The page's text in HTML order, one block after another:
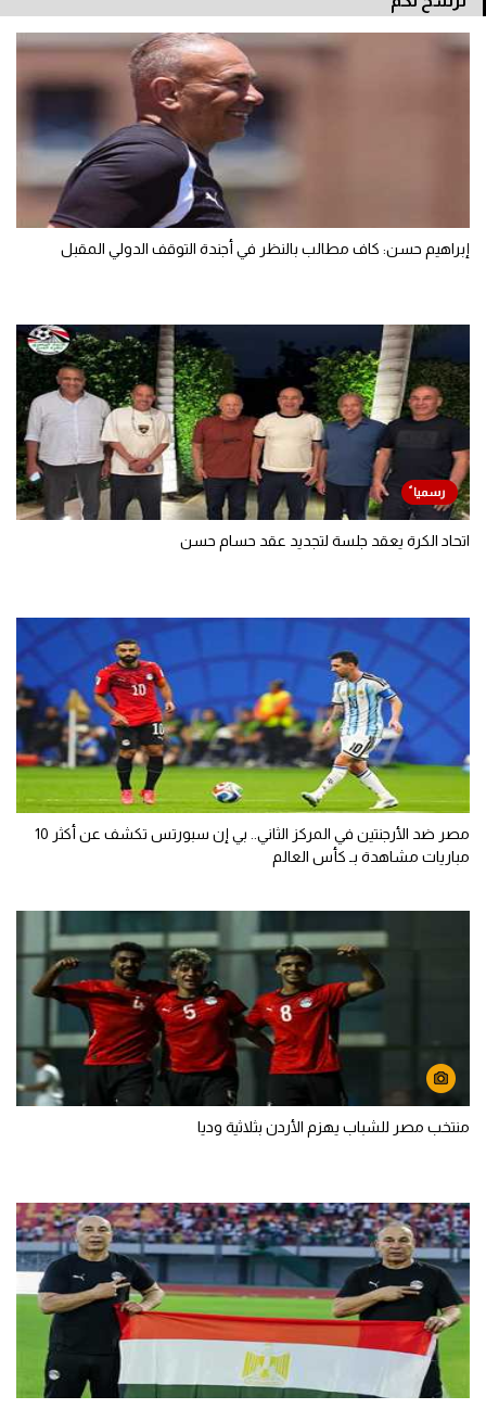
إبراهيم حسن: كاف مطالب بالنظر في أجندة التوقف الدولي المقبل
اتحاد الكرة يعقد جلسة لتجديد عقد حسام حسن
مصر ضد الأرجنتين في المركز الثاني.. بي إن سبورتس تكشف عن أكثر 10
مباريات مشاهدة بـ كأس العالم
منتخب مصر للشباب يهزم الأردن بثلاثية وديا